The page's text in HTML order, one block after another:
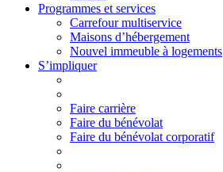
Programmes et services
Carrefour multiservice
Maisons d’hébergement
Nouvel immeuble à logements
S’impliquer
Faire carrière
Faire du bénévolat
Faire du bénévolat corporatif